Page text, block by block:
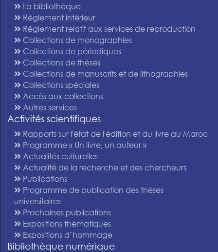
La bibliothèque
Règlement intérieur
Règlement relatif aux services de reproduction
Collections de monographies
Collections de périodiques
Collections de thèses
Collections de manuscrits et de lithographies
Collections spéciales
Accès aux collections
Autres services
Activités scientifiques
Rapports sur l'état de l'édition et du livre au Maroc
Programme « Un livre, un auteur »
Actualités culturelles
Actualité de la recherche et des chercheurs
Publications
Programme de publication des thèses
universitaires
Prochaines publications
Expositions thématiques
Expositions d’hommage
Bibliothèque numérique